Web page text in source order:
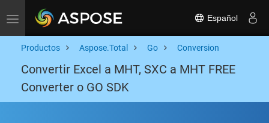
Toggle navigation Español
Productos Aspose.Total Go Conversion
Convertir Excel a MHT, SXC a MHT FREE
Converter o GO SDK